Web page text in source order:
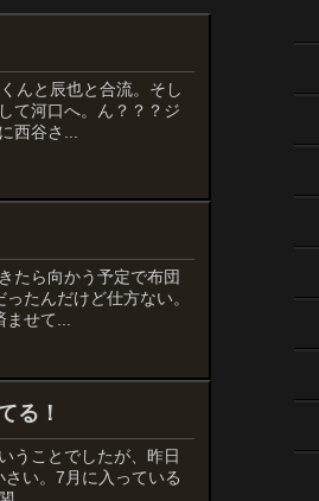
んと辰也と合流。そし
て河口へ。ん？？？ジ
西谷さ...
たら向かう予定で布団
たんだけど仕方ない。
ませて...
る！
うことでしたが、昨日
い。7月に入っている